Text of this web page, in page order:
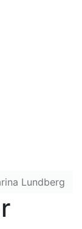
Lundberg